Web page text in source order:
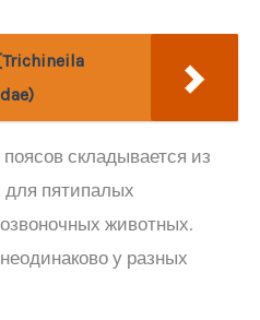
складывается из
для пятипалых
животных.
у разных